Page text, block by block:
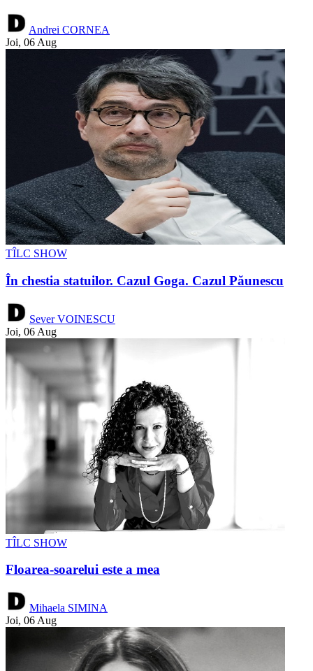
Andrei CORNEA
Joi, 06 Aug
TÎLC SHOW
În chestia statuilor. Cazul Goga. Cazul Păunescu
Sever VOINESCU
Joi, 06 Aug
TÎLC SHOW
Floarea-soarelui este a mea
Mihaela SIMINA
Joi, 06 Aug